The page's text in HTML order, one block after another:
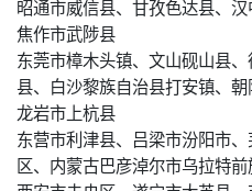
昭通市威信县、甘孜色达县、汉
焦作市武陟县
东莞市樟木头镇、文山砚山县
县、白沙黎族自治县打安镇、朝
龙岩市上杭县
东营市利津县、吕梁市汾阳市
区、内蒙古巴彦淖尔市乌拉特前